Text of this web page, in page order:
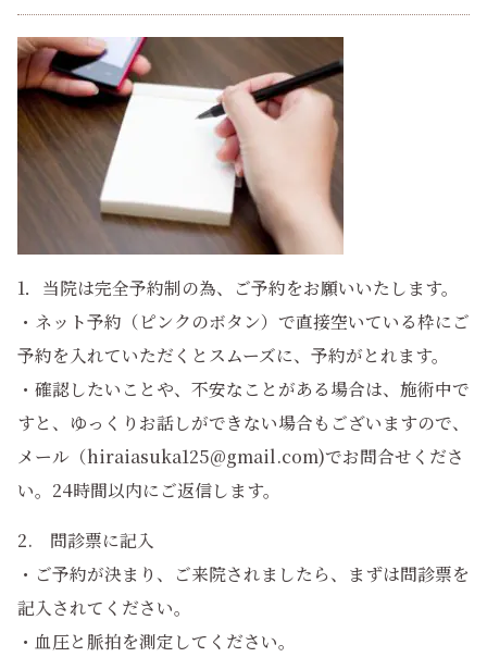
1．当院は完全予約制の為、ご予約をお願いいたします。
・ネット予約（ピンクのボタン）で直接空いている枠にご
予約を入れていただくとスムーズに、予約がとれます。
・確認したいことや、不安なことがある場合は、施術中で
すと、ゆっくりお話しができない場合もございますので、
メール（hiraiasuka125@gmail.com)でお問合せくださ
い。24時間以内にご返信します。
2. 問診票に記入
・ご予約が決まり、ご来院されましたら、まずは問診票を
記入されてください。
・血圧と脈拍を測定してください。